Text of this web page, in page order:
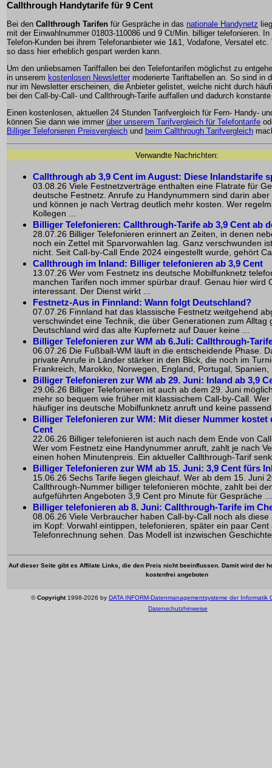
Callthrough Handytarife für 9 Cent
Bei den Callthrough Tarifen für Gespräche in das nationale Handynetz
mit der Einwahlnummer 01803-110086 und 9 Ct/Min. billiger telefonieren.
Telefon-Kunden bei ihrem Telefonanbieter wie 1&1, Vodafone, Versatel
so dass hier erheblich gespart werden kann.
Um den unliebsamen Tariffallen bei den Telefontarifen möglichst zu
in unserem kostenlosen Newsletter moderierte Tariftabellen an. So sind in
nur im Newsletter erscheinen, die Anbieter gelistet, welche nicht durch
bei den Call-by-Call- und Callthrough-Tarife auffallen und dadurch
Einen kostenlosen, aktuellen 24 Stunden Tarifvergleich für Fern- Handy-
können Sie dann wie immer über unserem Tarifvergleich für Telefontarife
Billiger Telefonieren Preisvergleich und beim Callthrough Tarifvergleich
Verwandte Nachrichten:
Callthrough ab 3,9 Cent im August: Diese Inlandstarife
03.08.26 Viele Festnetzverträge enthalten eine Flatrate für
deutsche Festnetz. Anrufe zu Handynummern sind darin
und können je nach Vertrag deutlich mehr kosten. Wer
Kollegen ...
Billiger Telefonieren: Callthrough-Tarife ab 3,9 Cent ab
28.07.26 Billiger Telefonieren erinnert an Zeiten, in denen
noch ein Zettel mit Sparvorwahlen lag. Ganz verschwunden
nicht. Seit Call-by-Call Ende 2024 eingestellt wurde, gehört
Callthrough im Inland: Billiger telefonieren ab 3,9 Cent
13.07.26 Wer vom Festnetz ins deutsche Mobilfunknetz
manchen Tarifen noch immer spürbar drauf. Genau hier wird
interessant. Der Dienst wirkt ...
Festnetz-Aus in Finnland: Wann folgt Deutschland?
07.07.26 Finnland hat das klassische Festnetz weitgehend
verschwindet eine Technik, die über Generationen zum Alltag
Deutschland wird das alte Kupfernetz auf Dauer keine ...
Billiger Telefonieren zur WM ab 6.Juli: Callthrough-
06.07.26 Die Fußball-WM läuft in die entscheidende Phase.
private Anrufe in Länder stärker in den Blick, die noch im
Frankreich, Marokko, Norwegen, England, Portugal, Spanien,
Billiger Telefonieren zur WM ab 29. Juni: Inland ab 3,9
29.06.26 Billiger Telefonieren ist auch ab dem 29. Juni
mehr so bequem wie früher mit klassischem Call-by-Call.
häufiger ins deutsche Mobilfunknetz anruft und keine
Billiger Telefonieren zur WM: Mit dieser Nummer kostet
Cent
22.06.26 Billiger telefonieren ist auch nach dem Ende von
Wer vom Festnetz eine Handynummer anruft, zahlt je nach
einen hohen Minutenpreis. Ein aktueller Callthrough-Tarif
Billiger Telefonieren zur WM ab 15. Juni: 3,9 Cent fürs
15.06.26 Sechs Tarife liegen gleichauf. Wer ab dem 15. Juni
Callthrough-Nummer billiger telefonieren möchte, zahlt bei
aufgeführten Angeboten 3,9 Cent pro Minute für Gespräche ...
Billiger telefonieren ab 8. Juni: Callthrough-Tarife im
08.06.26 Viele Verbraucher haben Call-by-Call noch als
im Kopf: Vorwahl eintippen, telefonieren, später ein paar Cent
Telefonrechnung sehen. Das Modell ist inzwischen
Auf dieser Seite gibt es Affilate Links, die den Preis nicht beeinflussen. Damit wird der
kostenfrei angeboten
©Copyright1998-2026 by DATA INFORM-Datenmanagementsysteme der Informatik
Datenschutzhinweise